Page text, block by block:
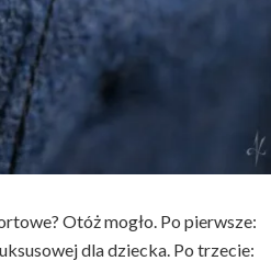
Otóż mogło. Po pierwsze:
dla dziecka. Po trzecie: